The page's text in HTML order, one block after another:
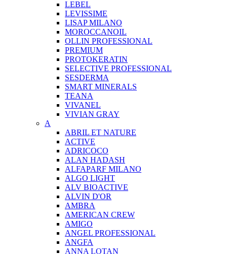
LEBEL
LEVISSIME
LISAP MILANO
MOROCCANOIL
OLLIN PROFESSIONAL
PREMIUM
PROTOKERATIN
SELECTIVE PROFESSIONAL
SESDERMA
SMART MINERALS
TEANA
VIVANEL
VIVIAN GRAY
A
ABRIL ET NATURE
ACTIVE
ADRICOCO
ALAN HADASH
ALFAPARF MILANO
ALGO LIGHT
ALV BIOACTIVE
ALVIN D'OR
AMBRA
AMERICAN CREW
AMIGO
ANGEL PROFESSIONAL
ANGFA
ANNA LOTAN